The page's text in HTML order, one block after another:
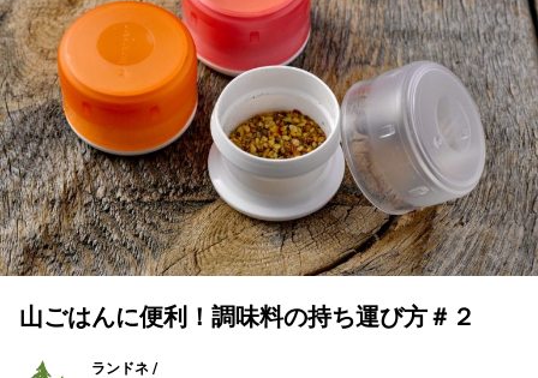
山ごはんに便利！調味料の持ち運び方＃２
ランドネ /